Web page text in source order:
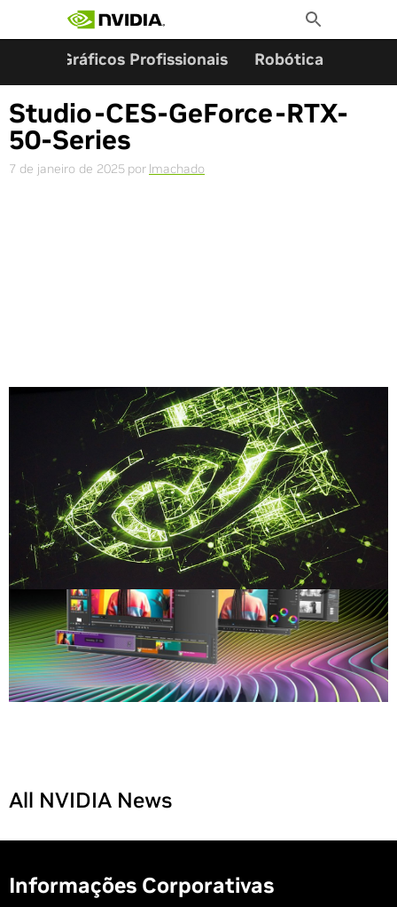
Toggle
Search
Gráficos Profissionais Robótica
Studio-CES-GeForce-RTX-
50-Series
7 de janeiro de 2025 por lmachado
Compartilhe
All NVIDIA News
Informações Corporativas